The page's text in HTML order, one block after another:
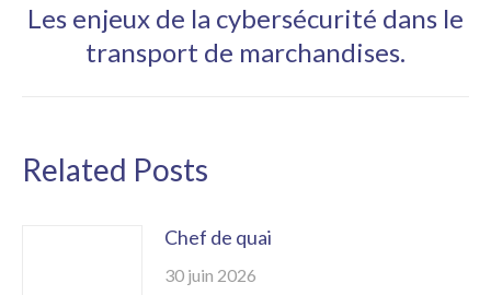
Article
suivant
Les enjeux de la cybersécurité dans le
transport de marchandises.
Related Posts
Chef de quai
30 juin 2026